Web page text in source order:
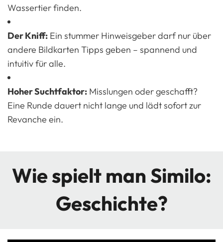
Wassertier finden.
Der Kniff: Ein stummer Hinweisgeber darf nur über
andere Bildkarten Tipps geben – spannend und
intuitiv für alle.
Hoher Suchtfaktor: Misslungen oder geschafft?
Eine Runde dauert nicht lange und lädt sofort zur
Revanche ein.
Wie spielt man Similo:
Geschichte?